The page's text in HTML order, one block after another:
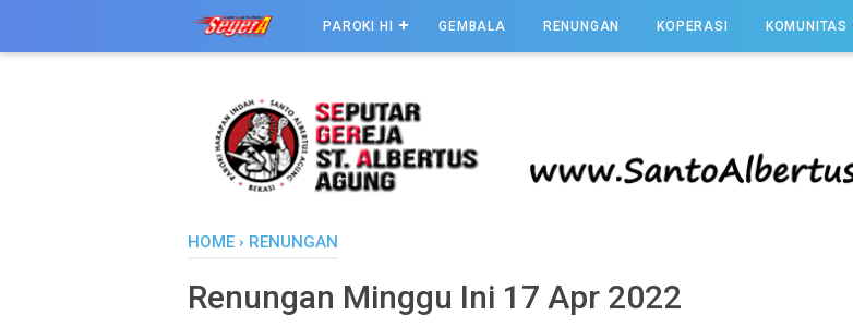
PAROKI HI GEMBALA RENUNGAN KOPERASI KOMUNITAS
HOME › RENUNGAN
Renungan Minggu Ini 17 Apr 2022